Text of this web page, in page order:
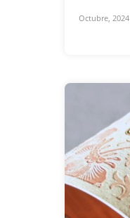
Octubre, 2024